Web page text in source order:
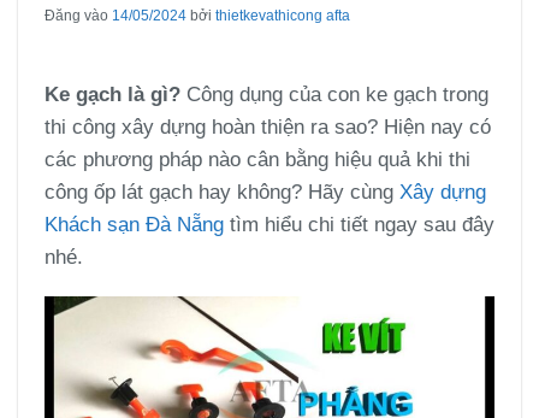
Đăng vào 14/05/2024 bởi thietkevathicong afta
Ke gạch là gì?Công dụng của con ke gạch trong
thi công xây dựng hoàn thiện ra sao? Hiện nay có
các phương pháp nào cân bằng hiệu quả khi thi
công ốp lát gạch hay không? Hãy cùng Xây dựng
Khách sạn Đà Nẵngtìm hiểu chi tiết ngay sau đây
nhé.